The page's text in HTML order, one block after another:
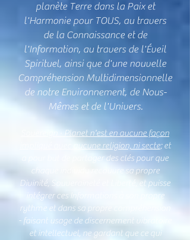
planète Terre dans la Paix et
l'Harmonie pour TOUS, au travers
de la Connaissance et de
l'Information, au travers de l'Éveil
Spirituel, ainsi que d'une nouvelle
Compréhension Multidimensionnelle
de notre Environnement, de Nous-
Mêmes et de l'Univers.
Sovereign · Planet n'est en aucune façon
impliqué avec aucune religion, ni secte; et
a pour but de partager des clés pour que
chaque individu recouvre sa propre
Divinité, Souveraineté et Liberté, et puisse
intégrer ces Informations à son propre
rythme et dans sa propre compréhension
- faisant usage de discernement vibratoire
et intellectuel, ne gardant que ce qui